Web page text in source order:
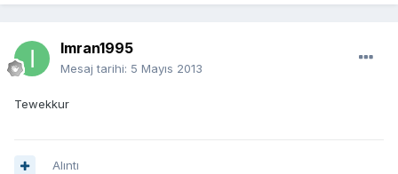
Imran1995
Mesaj tarihi: 5 Mayıs 2013
Tewekkur
Alıntı